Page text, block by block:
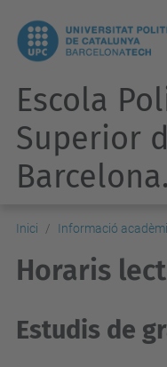
Escola
Superior
Inici Informació
Horaris
Estudis de